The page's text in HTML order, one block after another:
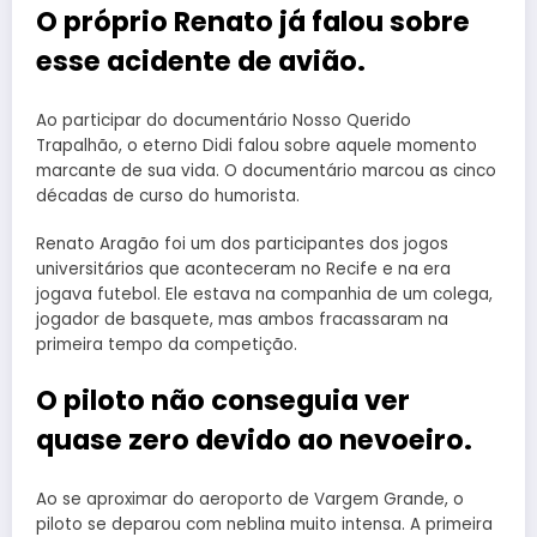
O próprio Renato já falou sobre
esse acidente de avião.
Ao participar do documentário Nosso Querido
Trapalhão, o eterno Didi falou sobre aquele momento
marcante de sua vida. O documentário marcou as cinco
décadas de curso do humorista.
Renato Aragão foi um dos participantes dos jogos
universitários que aconteceram no Recife e na era
jogava futebol. Ele estava na companhia de um colega,
jogador de basquete, mas ambos fracassaram na
primeira tempo da competição.
O piloto não conseguia ver
quase zero devido ao nevoeiro.
Ao se aproximar do aeroporto de Vargem Grande, o
piloto se deparou com neblina muito intensa. A primeira